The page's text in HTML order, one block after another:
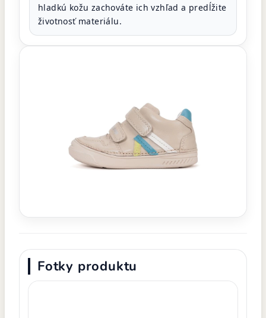
hladkú kožu zachováte ich vzhľad a predĺžite
životnosť materiálu.
Fotky produktu